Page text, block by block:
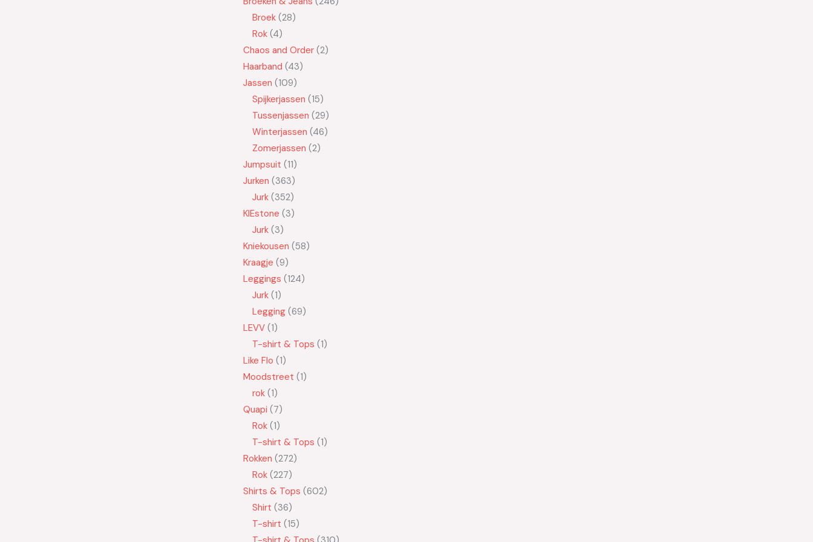
Broek 28
Rok 4
Chaos and Order 2
Haarband 43
Jassen 109
Spijkerjassen 15
Tussenjassen 29
Winterjassen 46
Zomerjassen 2
Jumpsuit 11
Jurken 363
Jurk 352
KIEstone 3
Jurk 3
Kniekousen 58
Kraagje 9
Leggings 124
Jurk 1
Legging 69
LEVV 1
T-shirt & Tops 1
Like Flo 1
Moodstreet 1
rok 1
Quapi 7
Rok 1
T-shirt & Tops 1
Rokken 272
Rok 227
Shirts & Tops 602
Shirt 36
T-shirt 15